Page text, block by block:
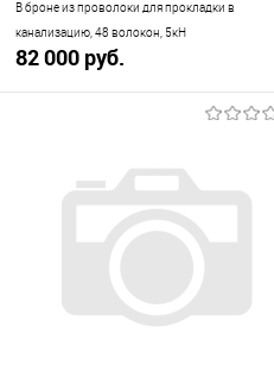
В броне из проволоки для прокладки в
канализацию, 48 волокон, 5кН
82 000 руб.
Купить в 1 клик
К сравнению
В избранное
В наличии